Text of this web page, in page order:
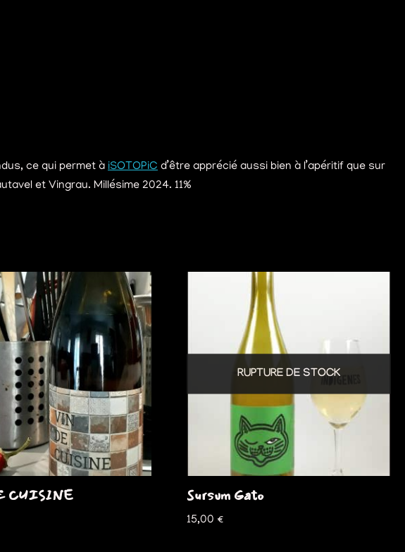
ce qui permet à iSOTOPiC d’être apprécié aussi bien à l’apéritif que sur
et Vingrau. Millésime 2024. 11%
CUISINE
RUPTURE DE STOCK
Sursum Gato
15,00 €